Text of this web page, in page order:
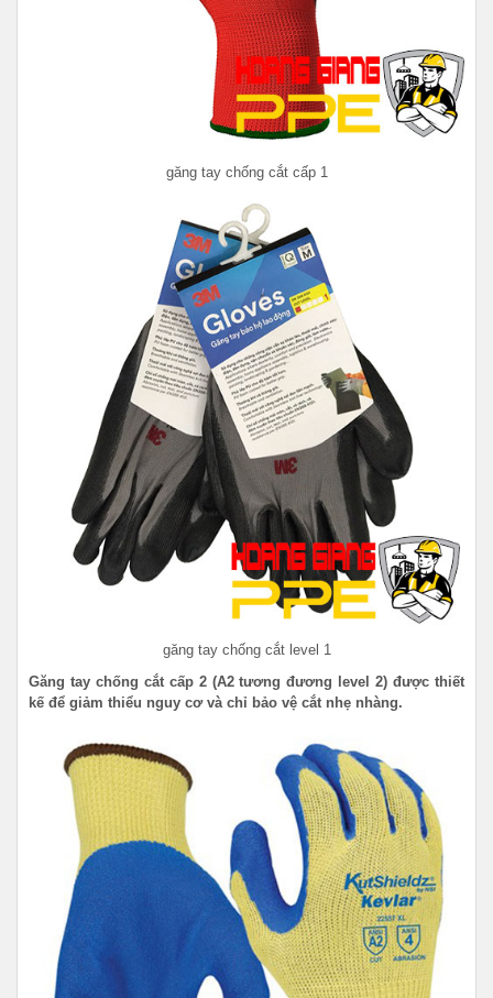
găng tay chống cắt cấp 1
găng tay chống cắt level 1
Găng tay chống cắt cấp 2 (A2 tương đương level 2) được thiết
kế để giảm thiểu nguy cơ và chỉ bảo vệ cắt nhẹ nhàng.